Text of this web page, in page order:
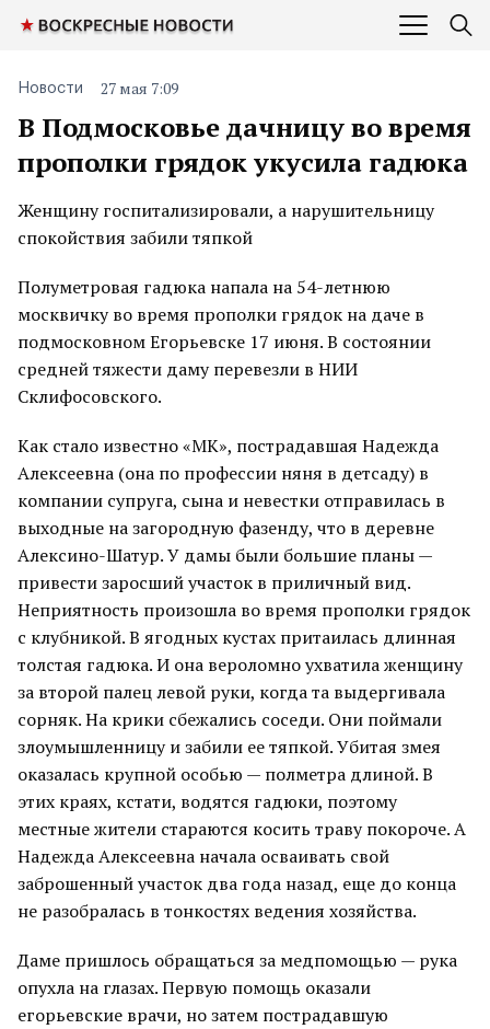
В Подмосковье дачницу во время
прополки грядок укусила гадюка
Новости 27 мая 7:09
Женщину госпитализировали, а нарушительницу
спокойствия забили тяпкой
Полуметровая гадюка напала на 54-летнюю
москвичку во время прополки грядок на даче в
подмосковном Егорьевске 17 июня. В состоянии
средней тяжести даму перевезли в НИИ
Склифосовского.
Как стало известно «МК», пострадавшая Надежда
Алексеевна (она по профессии няня в детсаду) в
компании супруга, сына и невестки отправилась в
выходные на загородную фазенду, что в деревне
Алексино-Шатур. У дамы были большие планы —
привести заросший участок в приличный вид.
Неприятность произошла во время прополки грядок
с клубникой. В ягодных кустах притаилась длинная
толстая гадюка. И она вероломно ухватила женщину
за второй палец левой руки, когда та выдергивала
сорняк. На крики сбежались соседи. Они поймали
злоумышленницу и забили ее тяпкой. Убитая змея
оказалась крупной особью — полметра длиной. В
этих краях, кстати, водятся гадюки, поэтому
местные жители стараются косить траву покороче. А
Надежда Алексеевна начала осваивать свой
заброшенный участок два года назад, еще до конца
не разобралась в тонкостях ведения хозяйства.
Даме пришлось обращаться за медпомощью — рука
опухла на глазах. Первую помощь оказали
егорьевские врачи, но затем пострадавшую